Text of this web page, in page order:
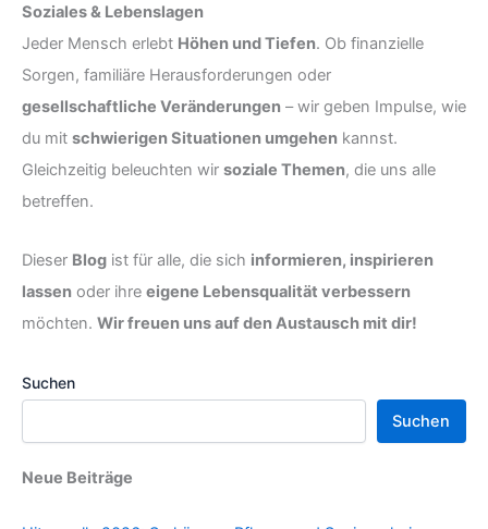
Soziales & Lebenslagen
Jeder Mensch erlebt Höhen und Tiefen. Ob finanzielle
Sorgen, familiäre Herausforderungen oder
gesellschaftliche Veränderungen – wir geben Impulse, wie
du mit schwierigen Situationen umgehen kannst.
Gleichzeitig beleuchten wir soziale Themen, die uns alle
betreffen.
Dieser Blog ist für alle, die sich informieren, inspirieren
lassen oder ihre eigene Lebensqualität verbessern
möchten. Wir freuen uns auf den Austausch mit dir!
Suchen
Suchen
Neue Beiträge